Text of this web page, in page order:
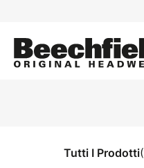
contenuto
principale
menu
Tutti I Prodotti(